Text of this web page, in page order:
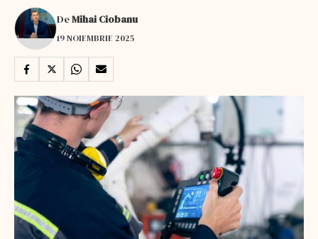
DeMihai Ciobanu
19 NOIEMBRIE 2025